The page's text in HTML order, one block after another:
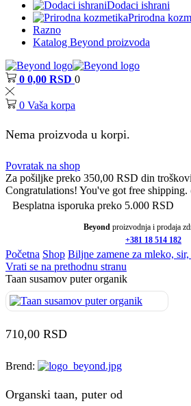
Dodaci ishrani
Prirodna
Razno
Katalog Beyond proizvoda
0 0,00 RSD 0
0 Vaša korpa
Nema proizvoda u korpi.
Povratak na shop
Za pošiljke preko 350,00 RSD din
Congratulations! You've got free shipping.
Besplatna isporuka preko 5.000 RSD
Beyond proizvodnja i prodaja
+381 18 514 182
Početna Shop Biljne zamene za mleko, sir,
Vrati se na prethodnu stranu
Taan susamov puter organik
710,00 RSD
Brend:
Organski taan, puter od